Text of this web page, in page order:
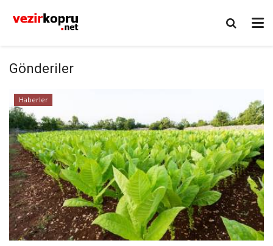
Gönderiler
Haberler